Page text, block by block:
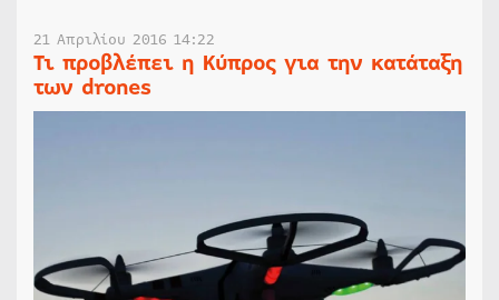
21 Απριλίου 2016 14:22
Τι προβλέπει η Κύπρος για την κατάταξη
των drones